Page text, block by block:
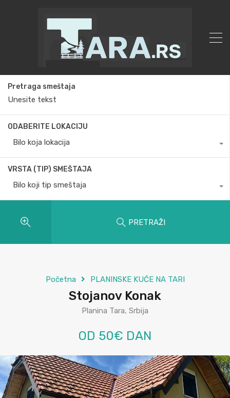
Pretraga smeštaja
ODABERITE LOKACIJU
Bilo koja lokacija
VRSTA (TIP) SMEŠTAJA
Bilo koji tip smeštaja
PRETRAŽI
Početna PLANINSKE KUĆE NA TARI
Stojanov Konak
Planina Tara, Srbija
OD 50€ DAN